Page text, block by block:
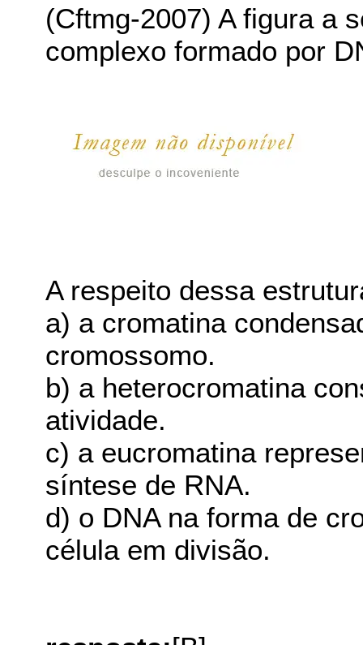
(Cftmg-2007) A figura a
complexo formado por
A respeito dessa
a) a cromatina
cromossomo.
b) a heterocromatina
atividade.
c) a eucromatina
síntese de RNA.
d) o DNA na forma de
célula em divisão.